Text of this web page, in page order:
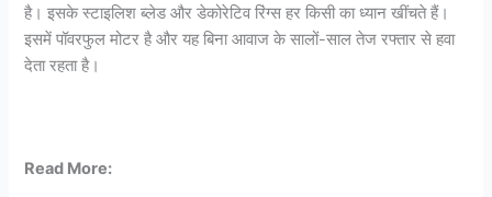
है। इसके स्टाइलिश ब्लेड और डेकोरेटिव रिंग्स हर किसी का ध्यान खींचते हैं।
इसमें पॉवरफुल मोटर है और यह बिना आवाज के सालों-साल तेज रफ्तार से हवा
देता रहता है।
Read More: